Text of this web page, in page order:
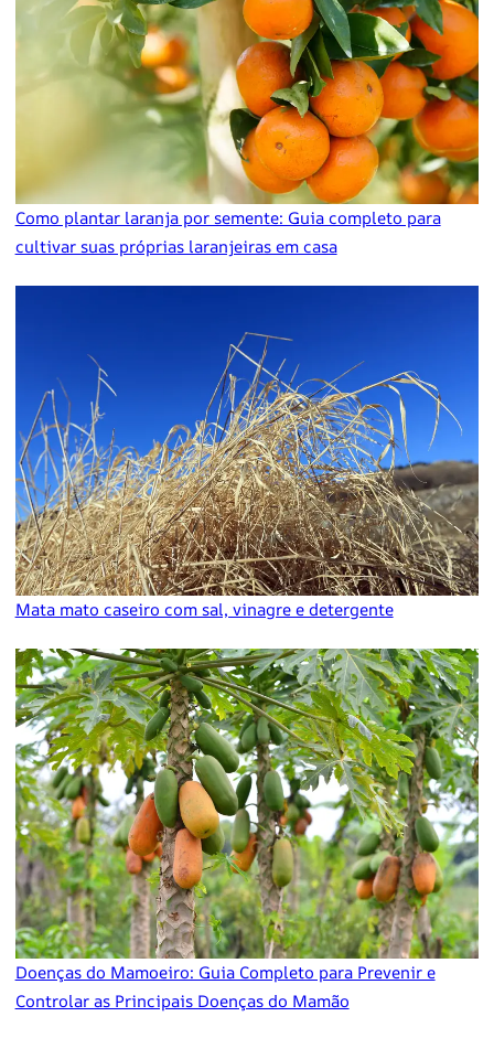
Como plantar laranja por semente: Guia completo para
cultivar suas próprias laranjeiras em casa
Mata mato caseiro com sal, vinagre e detergente
Doenças do Mamoeiro: Guia Completo para Prevenir e
Controlar as Principais Doenças do Mamão